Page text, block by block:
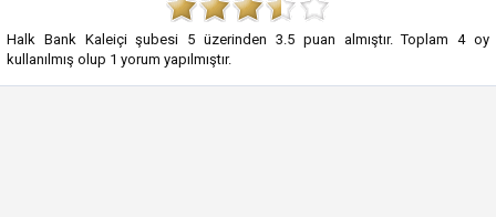
Halk Bank Kaleiçi şubesi 5 üzerinden 3.5puan almıştır. Toplam4oy
kullanılmış olup 1 yorum yapılmıştır.